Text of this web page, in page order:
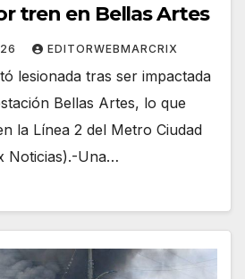
tren en Bellas Artes
EDITORWEBMARCRIX
lesionada tras ser impactada
Bellas Artes, lo que
la Línea 2 del Metro Ciudad
Noticias).-Una…